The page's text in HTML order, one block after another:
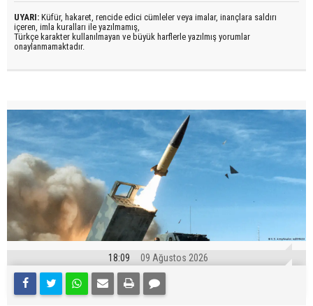
UYARI: Küfür, hakaret, rencide edici cümleler veya imalar, inançlara saldırı
içeren, imla kuralları ile yazılmamış,
Türkçe karakter kullanılmayan ve büyük harflerle yazılmış yorumlar
onaylanmamaktadır.
18:09 09 Ağustos 2026